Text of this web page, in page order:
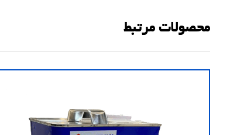
محصولات مرتبط